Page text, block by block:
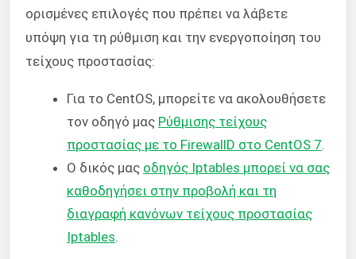
ορισμένες επιλογές που πρέπει να λάβετε
υπόψη για τη ρύθμιση και την ενεργοποίηση του
τείχους προστασίας:
Για το CentOS, μπορείτε να ακολουθήσετε
τον οδηγό μας Ρύθμισης τείχους
προστασίας με το FirewallD στο CentOS 7.
Ο δικός μας οδηγός Iptables μπορεί να σας
καθοδηγήσει στην προβολή και τη
διαγραφή κανόνων τείχους προστασίας
Iptables.